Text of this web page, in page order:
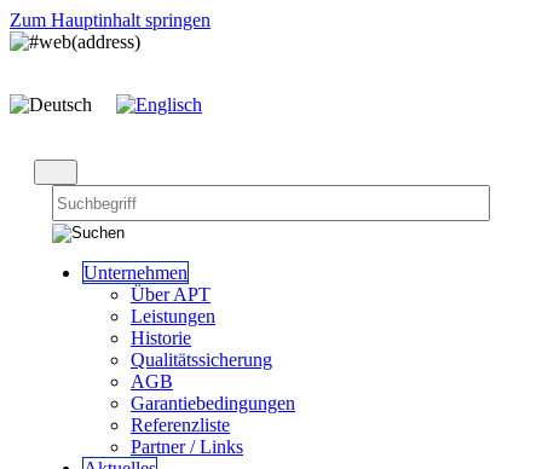
Zum Hauptinhalt springen
Unternehmen
Über APT
Leistungen
Historie
Qualitätssicherung
AGB
Garantiebedingungen
Referenzliste
Partner / Links